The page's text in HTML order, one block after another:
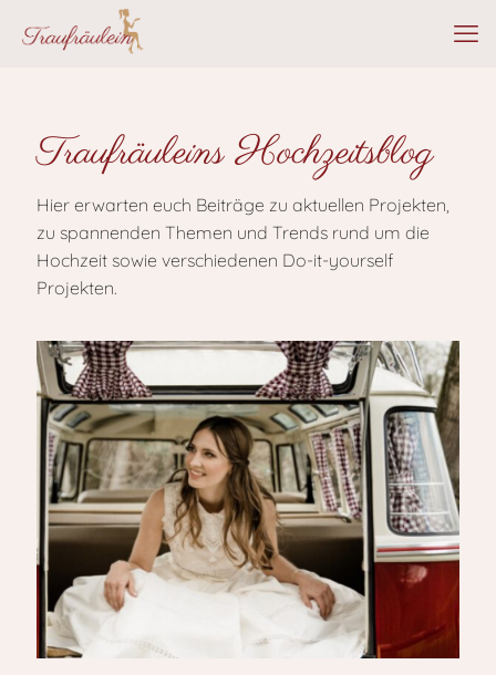
Traufräuleins Hochzeitsblog
Hier erwarten euch Beiträge zu aktuellen Projekten,
zu spannenden Themen und Trends rund um die
Hochzeit sowie verschiedenen Do-it-yourself
Projekten.